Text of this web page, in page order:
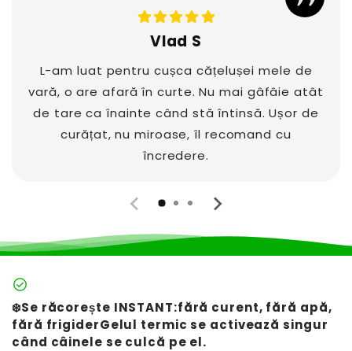
Vlad S
L-am luat pentru cușca cățelușei mele de
vară, o are afară în curte. Nu mai gâfâie atât
de tare ca înainte când stă întinsă. Ușor de
curățat, nu miroase, îl recomand cu
încredere.
check_circle
❄️Se răcorește INSTANT:fără curent, fără apă,
fără frigiderGelul termic se activează singur
când câinele se culcă pe el.